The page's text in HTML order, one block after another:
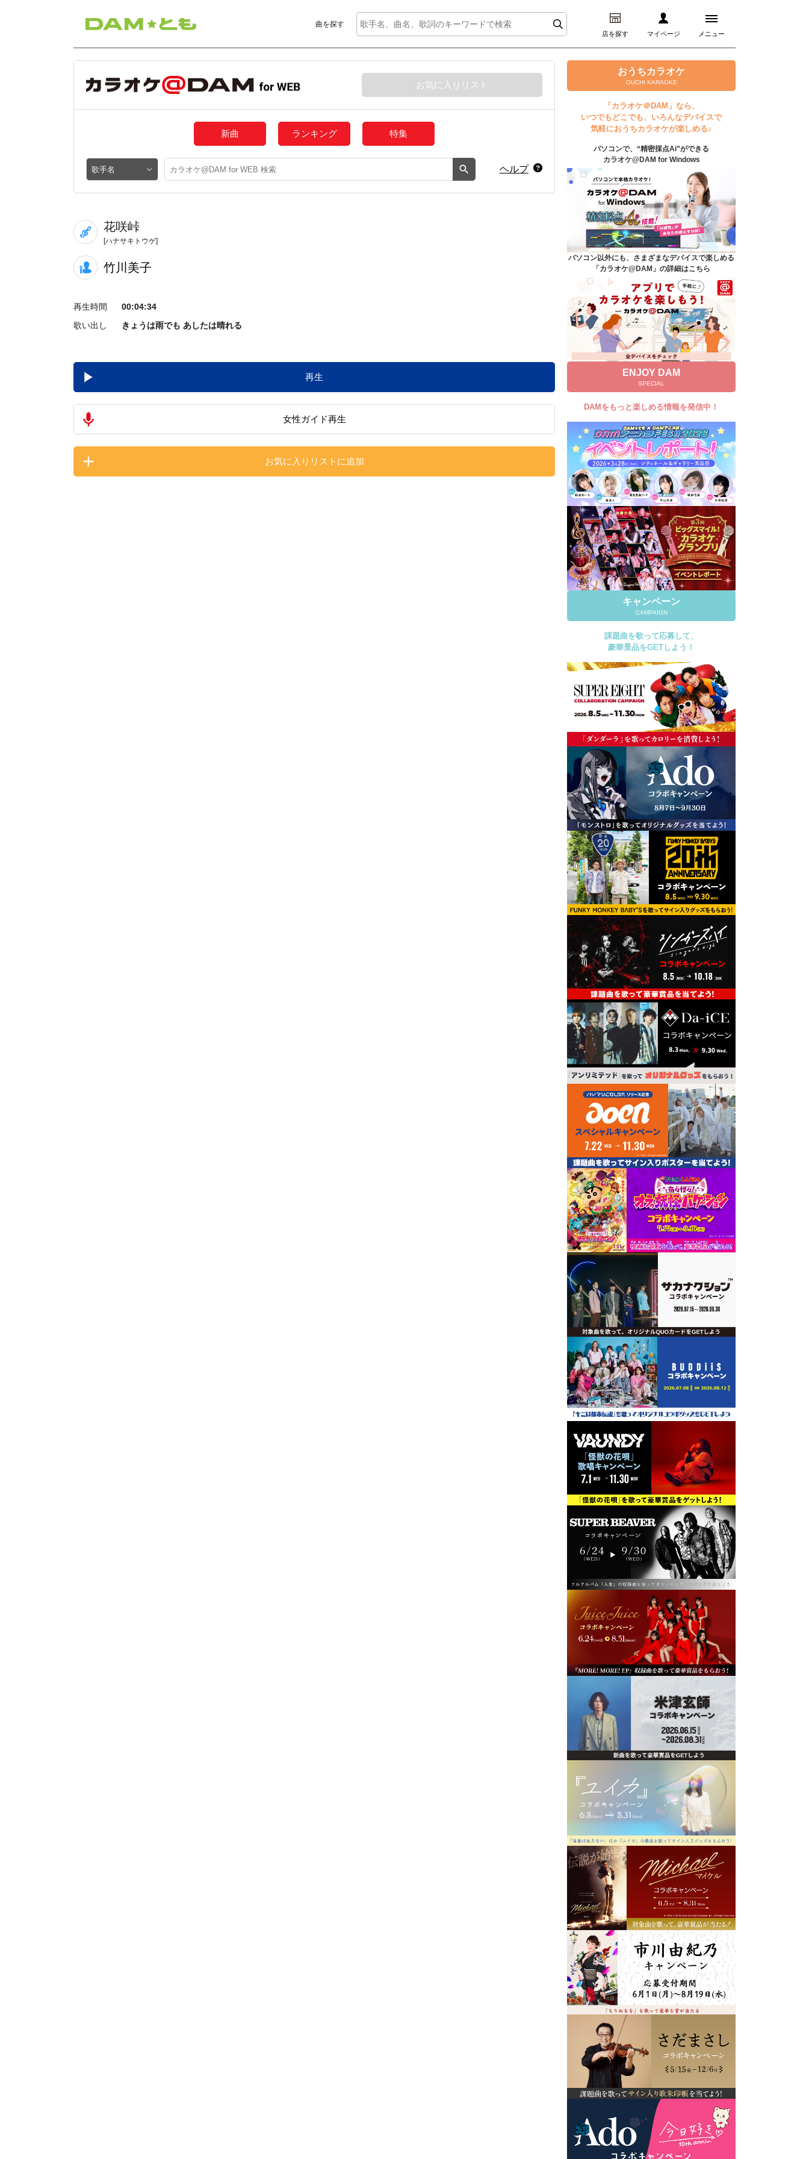
曲を探す
店を探す マイページ メニュー
ログイン
マイページ
プレミアムサービス
DAM★とも動画
DAM★とも録音
カラオケ＠DAM
ユーザー検索
キャンペーン
よくあるご質問
DAMの新曲・ランキングなど
カラオケ最新情報をチェック！
自宅でカラオケ歌い放題！
家族や友達と一緒に！練習にも！
お気に入りリスト
新曲 ランキング 特集
ヘルプ
花咲峠
[ハナサキトウゲ]
竹川美子
再生時間
00:04:34
歌い出し
きょうは雨でも あしたは晴れる
再生
女性ガイド再生
お気に入りリストに追加
おうちカラオケ
OUCHI KARAOKE
「カラオケ＠DAM」なら、
いつでもどこでも、いろんなデバイスで
気軽におうちカラオケが楽しめる♪
パソコンで、“精密採点Ai”ができる
カラオケ@DAM for Windows
パソコン以外にも、さまざまなデバイスで楽しめる
「カラオケ@DAM」の詳細はこちら
ENJOY DAM
SPECIAL
DAMをもっと楽しめる情報を発信中！
キャンペーン
CAMPAIGN
課題曲を歌って応募して、
豪華景品をGETしよう！